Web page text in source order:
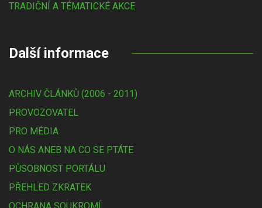
TRADIČNÍ A TÉMATICKÉ AKCE
Další informace
ARCHIV ČLÁNKŮ (2006 - 2011)
PROVOZOVATEL
PRO MÉDIA
O NÁS ANEB NA CO SE PTÁTE
PŮSOBNOST PORTÁLU
PŘEHLED ZKRATEK